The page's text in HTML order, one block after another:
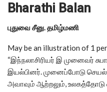
Bharathi Balan
புதுவை சீனு. தமிழ்மணி
May be an illustration of 1
“இந்நலாசிரியர் இ முனைவர்
இயல்பினர். முனைப்போடு
அவாவும் ஆற்றலும், உலகத்தோடு